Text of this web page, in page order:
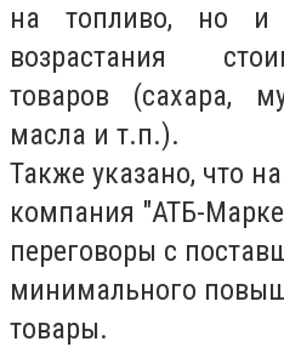
на топливо, но и
возрастания
товаров (сахара,
масла и т.п.).
Также указано, что
компания "АТБ-
переговоры с
минимального
товары.